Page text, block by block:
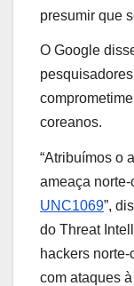
presumir que
O Google
coreanos.
“Atribuímos o
ameaça
UNC1069”,
do Threat
hackers
com ataques